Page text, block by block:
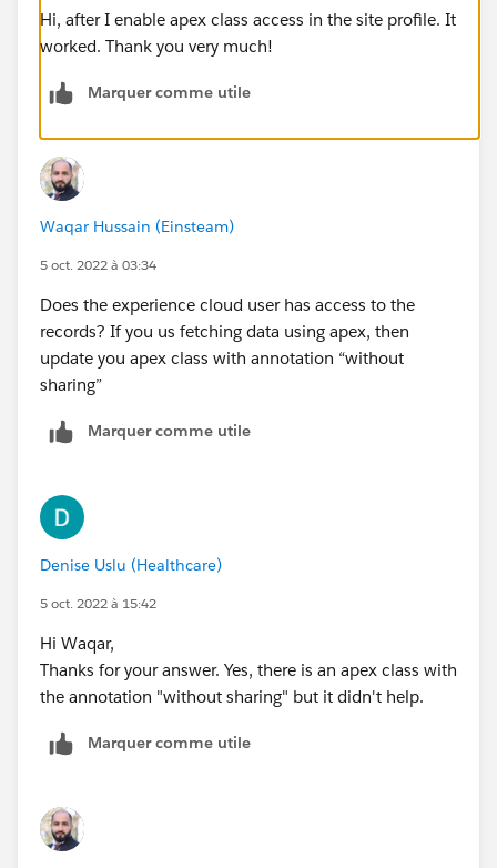
Hi, after I enable apex class access in the site profile. It
worked. Thank you very much!
Marquer comme utile
Waqar Hussain (Einsteam)
5 oct. 2022 à 03:34
Does the experience cloud user has access to the
records? If you us fetching data using apex, then
update you apex class with annotation “without
sharing”
Marquer comme utile
Denise Uslu (Healthcare)
5 oct. 2022 à 15:42
Hi Waqar,
Thanks for your answer. Yes, there is an apex class with
the annotation "without sharing" but it didn't help.
Marquer comme utile